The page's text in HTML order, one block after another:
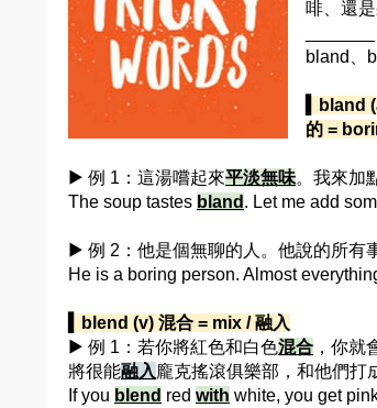
啡、還
bland、
▍bland
的 =
▶ 例 1：這湯嚐起來平淡無味。我來加
The soup tastes bland . Let me add
▶ 例 2：他是個無聊的人。他說的所有
He is a boring person. Almost
▍blend (v) 混合 = mix / 融入
▶ 例 1：若你將紅色和白色混合 ，你就
將很能融入龐克搖滾俱樂部，和他們打
If you blend red with white, you get